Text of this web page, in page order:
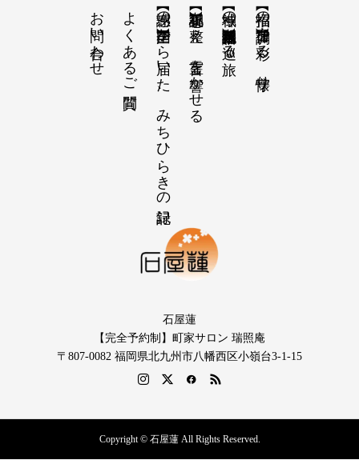
【招福の調律】日々を彩る、懐守り
【神域の系譜】神社仏閣・自然を巡る旅
【祝詞集】心を整え、言霊を響かせる
【感謝の声】全国から届いた、みちひらきの記録
よくあるご質問
お問い合わせ
石屋蓮
【完全予約制】町家サロン 瑞照庵
〒807-0082 福岡県北九州市八幡西区小嶺台3-1-15
Copyright © 石屋蓮 All Rights Reserved.